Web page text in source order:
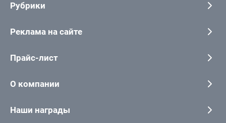
Рубрики
Реклама на сайте
Прайс-лист
О компании
Наши награды